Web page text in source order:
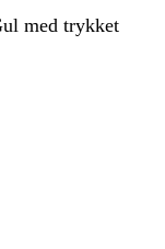
med trykket